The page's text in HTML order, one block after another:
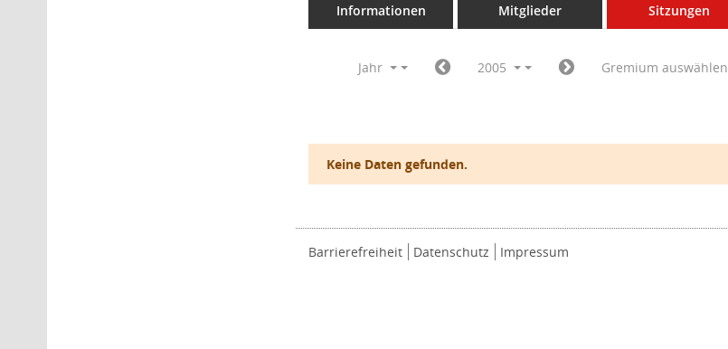
Informationen Mitglieder Sitzungen
Jahr 2005 Gremium auswählen
Keine Daten gefunden.
Barrierefreiheit Datenschutz Impressum